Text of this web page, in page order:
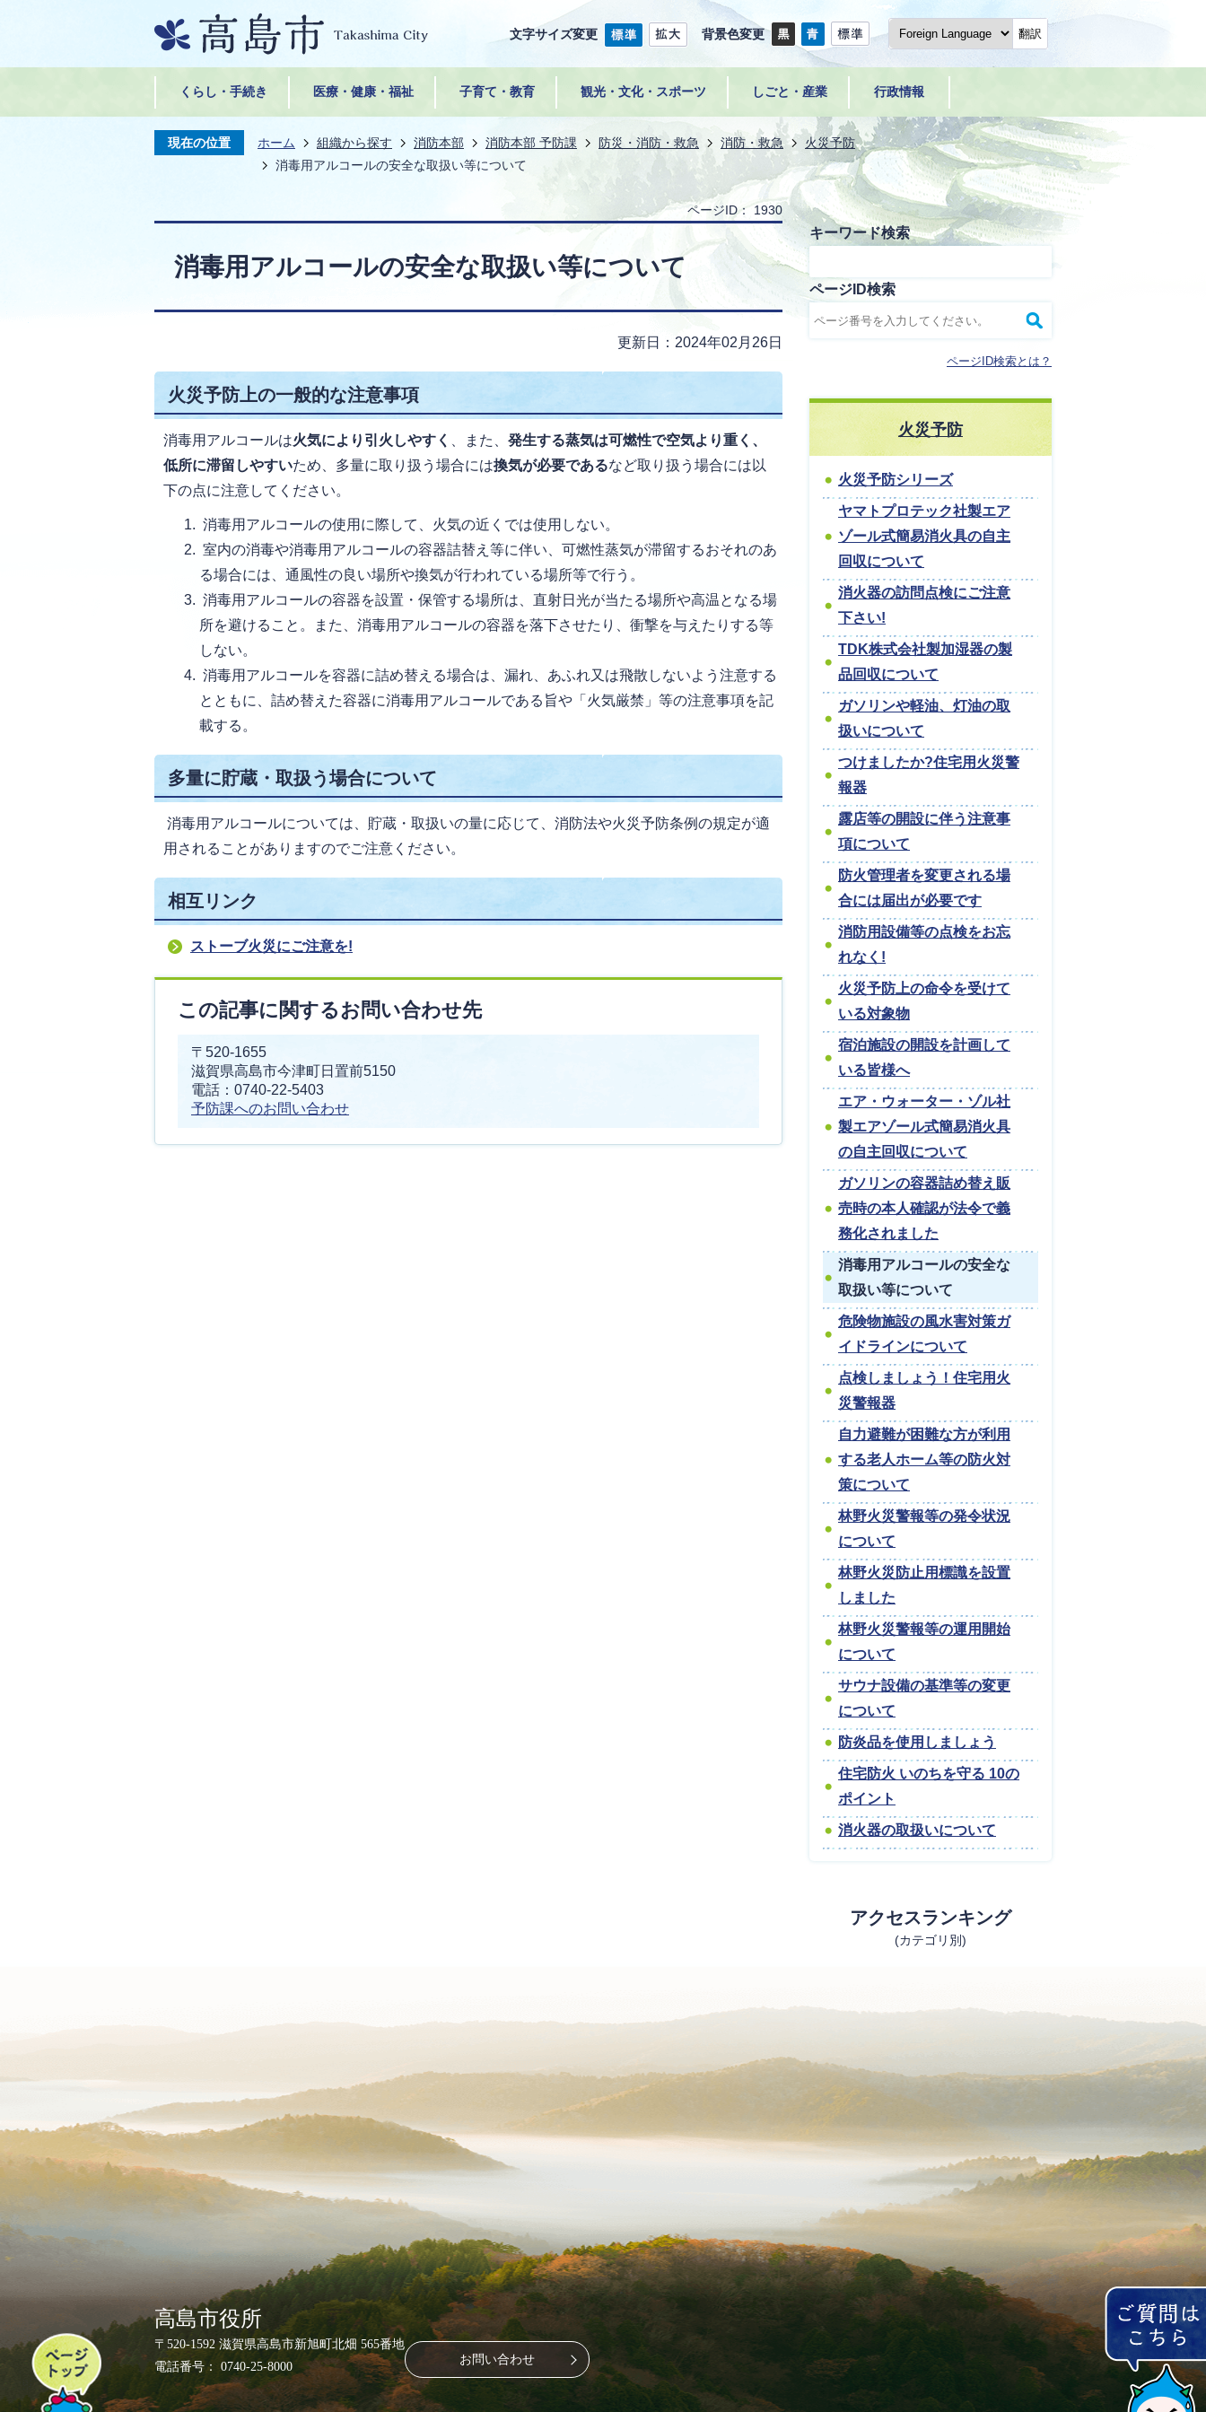
文字サイズ変更 背景色変更 翻訳
くらし・手続き 医療・健康・福祉 子育て・教育 観光・文化・スポーツ しごと・産業 行政情報
現在の位置 ホーム 組織から探す 消防本部 消防本部 予防課 防災・消防・救急 消防・救急
火災予防
消毒用アルコールの安全な取扱い等について
ページID： 1930
消毒用アルコールの安全な取扱い等について
更新日：2024年02月26日
火災予防上の一般的な注意事項
消毒用アルコールは火気により引火しやすく 、また、 発生する蒸気は可燃性で空気より重く、
低所に滞留しやすいため、多量に取り扱う場合には換気が必要であるなど取り扱う場合には以
下の点に注意してください。
消毒用アルコールの使用に際して、火気の近くでは使用しない。
室内の消毒や消毒用アルコールの容器詰替え等に伴い、可燃性蒸気が滞留するおそれのあ
る場合には、通風性の良い場所や換気が行われている場所等で行う。
消毒用アルコールの容器を設置・保管する場所は、直射日光が当たる場所や高温となる場
所を避けること。また、消毒用アルコールの容器を落下させたり、衝撃を与えたりする等
しない。
消毒用アルコールを容器に詰め替える場合は、漏れ、あふれ又は飛散しないよう注意する
とともに、詰め替えた容器に消毒用アルコールである旨や「火気厳禁」等の注意事項を記
載する。
多量に貯蔵・取扱う場合について
消毒用アルコールについては、貯蔵・取扱いの量に応じて、消防法や火災予防条例の規定が適
用されることがありますのでご注意ください。
相互リンク
ストーブ火災にご注意を!
この記事に関するお問い合わせ先
〒520-1655
滋賀県高島市今津町日置前5150
電話：0740-22-5403
予防課へのお問い合わせ
キーワード検索
ページID検索
ページID検索とは？
火災予防
火災予防シリーズ
ヤマトプロテック社製エア
ゾール式簡易消火具の自主
回収について
消火器の訪問点検にご注意
下さい!
TDK株式会社製加湿器の製
品回収について
ガソリンや軽油、灯油の取
扱いについて
つけましたか?住宅用火災警
報器
露店等の開設に伴う注意事
項について
防火管理者を変更される場
合には届出が必要です
消防用設備等の点検をお忘
れなく!
火災予防上の命令を受けて
いる対象物
宿泊施設の開設を計画して
いる皆様へ
エア・ウォーター・ゾル社
製エアゾール式簡易消火具
の自主回収について
ガソリンの容器詰め替え販
売時の本人確認が法令で義
務化されました
消毒用アルコールの安全な
取扱い等について
危険物施設の風水害対策ガ
イドラインについて
点検しましょう！住宅用火
災警報器
自力避難が困難な方が利用
する老人ホーム等の防火対
策について
林野火災警報等の発令状況
について
林野火災防止用標識を設置
しました
林野火災警報等の運用開始
について
サウナ設備の基準等の変更
について
防炎品を使用しましょう
住宅防火 いのちを守る 10の
ポイント
消火器の取扱いについて
アクセスランキング
(カテゴリ別)
ペ
ー
ジ
高島市役所
〒520-1592 滋賀県高島市新旭町北畑 565番地
電話番号： 0740-25-8000
お問い合わせ